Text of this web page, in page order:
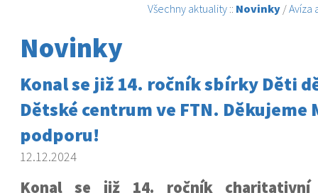
Všechny aktuality :: Novinky /Avíza
Novinky
Konal se již 14. ročník sbírky Děti
Dětské centrum ve FTN. Děkujeme
podporu!
12.12.2024
Konal se již 14. ročník charitativní